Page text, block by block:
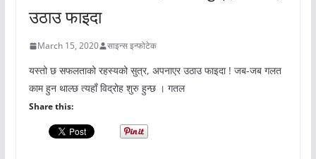
उठाउ फाइदा
March 15, 2020 साइन्स इन्फोटेक
यस्तो छ सफलताको रहस्यको सुत्र, अपनाएर उठाउ फाइदा ! जब-जब गलत
काम हुन थाल्छ त्यहाँ विद्रोह शुरु हुन्छ । गतल
Share this: